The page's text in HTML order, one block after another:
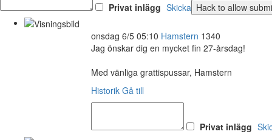
Privat inlägg Skicka
onsdag 6/5 05:10 Hamstern 1340
Jag önskar dig en mycket fin 27-årsdag!
Med vänliga grattispussar, Hamstern
Historik Gå till
Privat inlägg